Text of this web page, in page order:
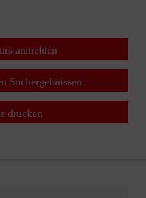
anmelden
Suchergebnissen
drucken